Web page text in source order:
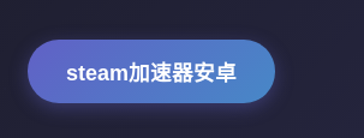
steam加速器安卓